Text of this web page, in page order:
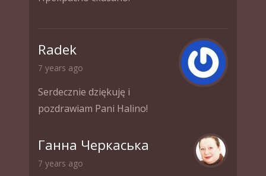
Radek
7 years ago
Serdecznie dziękuję i
pozdrawiam Pani Halino!
Ганна Черкаська
7 years ago